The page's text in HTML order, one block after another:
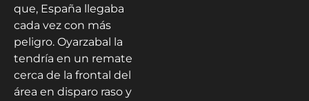
que, España llegaba
cada vez con más
peligro. Oyarzabal la
tendría en un remate
cerca de la frontal del
área en disparo raso y